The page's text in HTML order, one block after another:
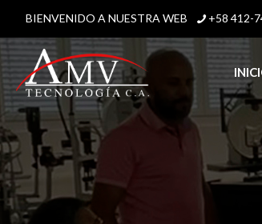
BIENVENIDO A NUESTRA WEB +58 412-